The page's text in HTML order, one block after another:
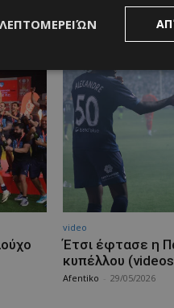
«Η μεγαλύτερη
χτίσαμε»
31/05/2026
video
Έτσι έφτασε η
κυπέλλου
Afentiko 29/05/2026